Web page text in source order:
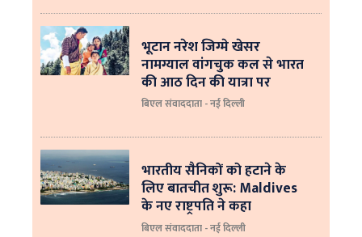
भूटान नरेश जिग्मे खेसर
नामग्याल वांगचुक कल से भारत
की आठ दिन की यात्रा पर
बिएल संवाददाता - नई दिल्ली
भारतीय सैनिकों को हटाने के
लिए बातचीत शुरू: Maldives
के नए राष्ट्रपति ने कहा
बिएल संवाददाता - नई दिल्‍ली